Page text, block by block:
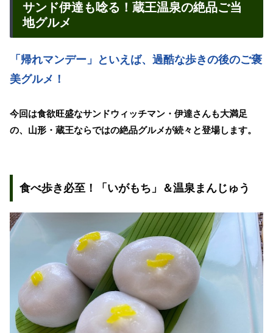
サンド伊達も唸る！蔵王温泉の絶品ご当
地グルメ
「帰れマンデー」といえば、過酷な歩きの後のご褒
美グルメ！
今回は食欲旺盛なサンドウィッチマン・伊達さんも大満足
の、山形・蔵王ならではの絶品グルメが続々と登場します。
食べ歩き必至！「いがもち」＆温泉まんじゅう